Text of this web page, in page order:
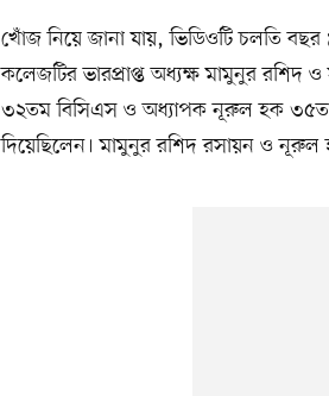
খোঁজ নিয়ে জানা যায়, ভিডিওটি চলতি
কলেজটির ভারপ্রাপ্ত অধ্যক্ষ মামুনুর
৩২তম বিসিএস ও অধ্যাপক নূরুল হক ৩৫তম
দিয়েছিলেন। মামুনুর রশিদ রসায়ন ও নূরুল